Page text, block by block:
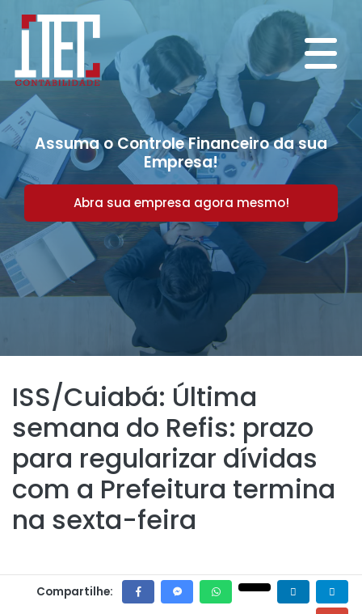
Assuma o Controle Financeiro da sua
Empresa!
Abra sua empresa agora mesmo!
ISS/Cuiabá: Última
semana do Refis: prazo
para regularizar dívidas
com a Prefeitura termina
na sexta-feira
Compartilhe: